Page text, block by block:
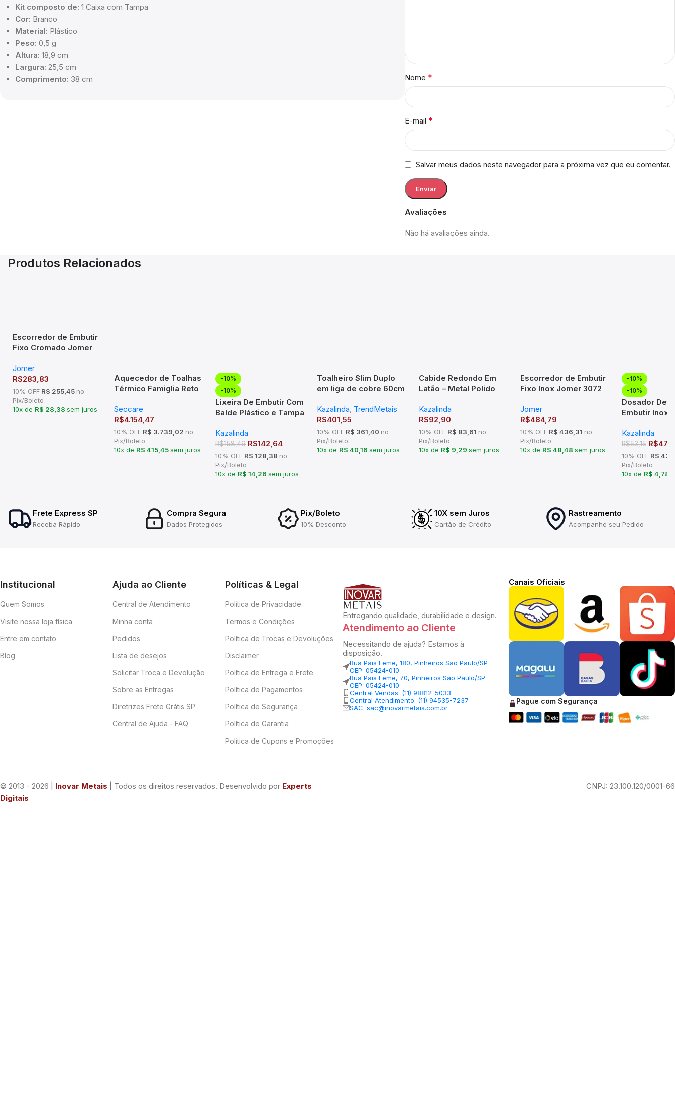
Kit composto de: 1 Caixa com Tampa
Cor: Branco
Material: Plástico
Peso: 0,5 g
Altura: 18,9 cm
Largura: 25,5 cm
Comprimento: 38 cm
Avaliações
Não há avaliações ainda.
Nome *
E-mail *
Salvar meus dados neste navegador para a próxima vez que eu comentar.
Produtos Relacionados
Escorredor de Embutir
Fixo Cromado Jomer
Jomer
R$283,83
10% OFF R$ 255,45 no
Pix/Boleto
10x de R$ 28,38 sem juros
Aquecedor de Toalhas
Térmico Famiglia Reto
Seccare
R$4.154,47
10% OFF R$ 3.739,02 no
Pix/Boleto
10x de R$ 415,45sem juros
-10%
-10%
Lixeira De Embutir Com
Balde Plástico e Tampa
Litros
Kazalinda
R$158,49 R$142,64
10% OFF R$ 128,38 no
Pix/Boleto
10x de R$ 14,26sem juros
Toalheiro Slim Duplo
em liga de cobre 60cm
Kazalinda, TrendMetais
R$401,55
10% OFF R$ 361,40 no
Pix/Boleto
10x de R$ 40,16sem juros
Cabide Redondo Em
Latão – Metal Polido
Cobre TM-176602
Kazalinda
R$92,90
10% OFFR$ 83,61 no
Pix/Boleto
10x de R$ 9,29 sem juros
Escorredor de Embutir
Fixo Inox Jomer 3072
Jomer
R$484,79
10% OFFR$ 436,31 no
Pix/Boleto
10x de R$ 48,48 sem juros
-10%
-10%
Dosador
Embutir Inox
Kazalinda
R$53,15 R$
10% OFFR$
Pix/Boleto
10x de R$ 4,78
Frete Express SP
Receba Rápido
Compra Segura
Dados Protegidos
Pix/Boleto
10% Desconto
10X sem Juros
Cartão de Crédito
Rastreamento
Acompanhe seu Pedido
Institucional
Quem Somos
Visite nossa loja física
Entre em contato
Blog
Ajuda ao Cliente
Central de Atendimento
Minha conta
Pedidos
Lista de desejos
Solicitar Troca e Devolução
Sobre as Entregas
Diretrizes Frete Grátis SP
Central de Ajuda - FAQ
Políticas & Legal
Política de Privacidade
Termos e Condições
Política de Trocas e Devoluções
Disclaimer
Política de Entrega e Frete
Política de Pagamentos
Política de Segurança
Política de Garantia
Política de Cupons e Promoções
Entregando qualidade, durabilidade e design.
Atendimento ao Cliente
Necessitando de ajuda? Estamos à
disposição.
Rua Pais Leme, 180, Pinheiros São Paulo/SP –
CEP: 05424-010
Rua Pais Leme, 70, Pinheiros São Paulo/SP –
CEP: 05424-010
Central Vendas: (11) 98812-5033
Central Atendimento: (11) 94535-7237
SAC: sac@inovarmetais.com.br
Canais Oficiais
Pague com Segurança
© 2013 - 2026 | Inovar Metais | Todos os direitos reservados. Desenvolvido por Experts
Digitais
CNPJ: 23.100.120/0001-66